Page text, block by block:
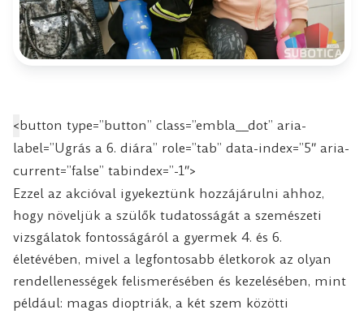
<button type=”button” class=”embla__dot” aria-
label=”Ugrás a 6. diára” role=”tab” data-index=”5″ aria-
current=”false” tabindex=”-1″>
Ezzel az akcióval igyekeztünk hozzájárulni ahhoz,
hogy növeljük a szülők tudatosságát a szemészeti
vizsgálatok fontosságáról a gyermek 4. és 6.
életévében, mivel a legfontosabb életkorok az olyan
rendellenességek felismerésében és kezelésében, mint
például: magas dioptriák, a két szem közötti